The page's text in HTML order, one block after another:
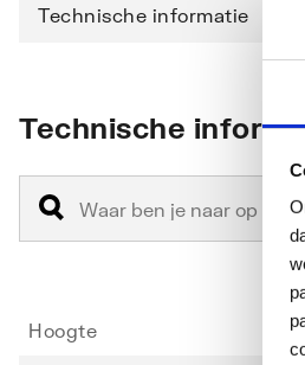
Technische informatie
Technische
Hoogte